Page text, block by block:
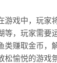
戏中，玩家
，玩家需
类赚取金币
愉悦的游戏